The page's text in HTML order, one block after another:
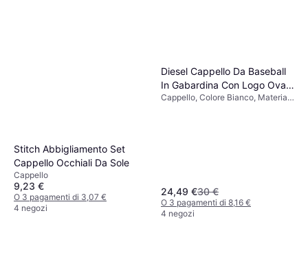
Stitch Abbigliamento Set
Cappello Occhiali Da Sole
Cappello
9,23 €
O 3 pagamenti di 3,07 €
4 negozi
Diesel Cappello Da Baseball
In Gabardina Con Logo Oval
D - Bianco
Cappello, Colore Bianco, Materiale
24,49 €30 €
O 3 pagamenti di 8,16 €
4 negozi